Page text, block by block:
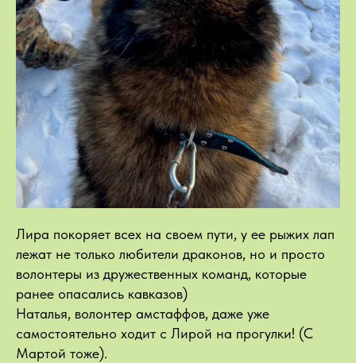
Лира покоряет всех на своем пути, у ее рыжих лап
лежат не только любители драконов, но и просто
волонтеры из дружественных команд, которые
ранее опасались кавказов)
Наталья, волонтер амстаффов, даже уже
самостоятельно ходит с Лирой на прогулки! (С
Мартой тоже).